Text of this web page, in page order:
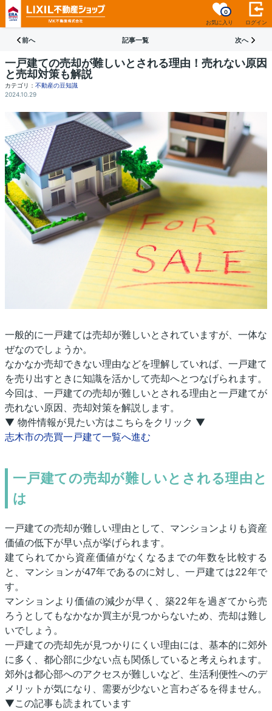
お気に入り
0
ログイン
前へ 記事一覧 次へ
一戸建ての売却が難しいとされる理由！売れない原因
と売却対策も解説
カテゴリ： 不動産の豆知識
2024.10.29
一般的に一戸建ては売却が難しいとされていますが、一体な
ぜなのでしょうか。
なかなか売却できない理由などを理解していれば、一戸建て
を売り出すときに知識を活かして売却へとつなげられます。
今回は、一戸建ての売却が難しいとされる理由と一戸建てが
売れない原因、売却対策を解説します。
▼ 物件情報が見たい方はこちらをクリック ▼
志木市の売買一戸建て一覧へ進む
一戸建ての売却が難しいとされる理由と
は
一戸建ての売却が難しい理由として、マンションよりも資産
価値の低下が早い点が挙げられます。
建てられてから資産価値がなくなるまでの年数を比較する
と、マンションが47年であるのに対し、一戸建ては22年で
す。
マンションより価値の減少が早く、築22年を過ぎてから売
ろうとしてもなかなか買主が見つからないため、売却は難し
いでしょう。
一戸建ての売却先が見つかりにくい理由には、基本的に郊外
に多く、都心部に少ない点も関係していると考えられます。
郊外は都心部へのアクセスが難しいなど、生活利便性へのデ
メリットが気になり、需要が少ないと言わざるを得ません。
▼この記事も読まれています